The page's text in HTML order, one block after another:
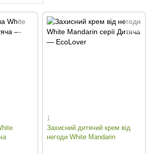
1
Захисний дитячий крем від
негоди White Mandarin